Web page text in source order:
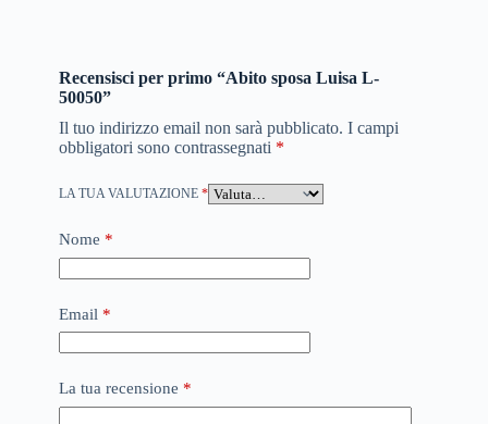
Recensisci per primo “Abito sposa Luisa L-
50050”
Il tuo indirizzo email non sarà pubblicato. I campi
obbligatori sono contrassegnati *
LA TUA VALUTAZIONE *
Nome *
Email *
La tua recensione *